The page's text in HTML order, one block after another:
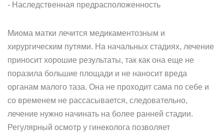
- Наследственная предрасположенность
Миома матки лечится медикаментозным и
хирургическим путями. На начальных стадиях, лечение
приносит хорошие результаты, так как она еще не
поразила большие площади и не наносит вреда
органам малого таза. Она не проходит сама по себе и
со временем не рассасывается, следовательно,
лечение нужно начинать на более ранней стадии.
Регулярный осмотр у гинеколога позволяет